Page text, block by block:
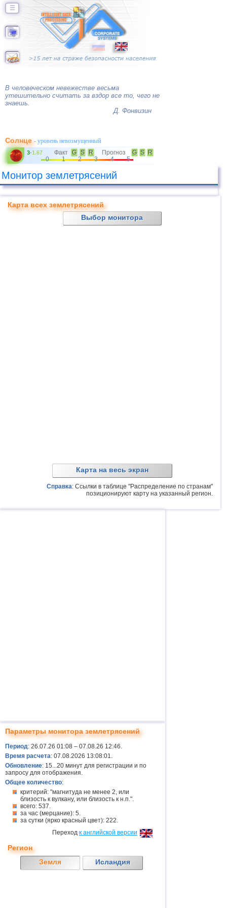
☰
В человеческом невежестве весьма
утешительно считать за вздор все то, чего не
знаешь.
Д. Фонвизин
Солнце- уровень невозмущенный
3-1.67 Факт G S R Прогноз G S
R
0
1 2 3 4 5
Монитор землетрясений
Карта всех землетрясений
Выбор монитора
Карта на весь экран
Справка: Ссылки в таблице "Распределение по странам"
позиционируют карту на указанный регион.
Параметры монитора землетрясений
Период: 26.07.26 01:08 – 07.08.26 12:46.
Время расчета: 07.08.2026 13:08:01.
Обновление: 15...20 минут для регистрации и по
запросу для отображения.
Общее количество:
критерий: "магнитуда не менее 2, или
близость к вулкану, или близость к н.п.".
всего: 537.
за час (мерцание): 5.
за сутки (ярко красный цвет): 222.
Переход к английской версии
Регион
Земля
Исландия